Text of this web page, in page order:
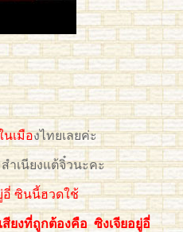
เมืองไทยเลยค่ะ
ำเนียงแต้จิ๋วนะคะ
อี่ ซินนี้ฮวดใช้
สียงที่ถูกต้องคือ ซิงเจียอยู่อี่